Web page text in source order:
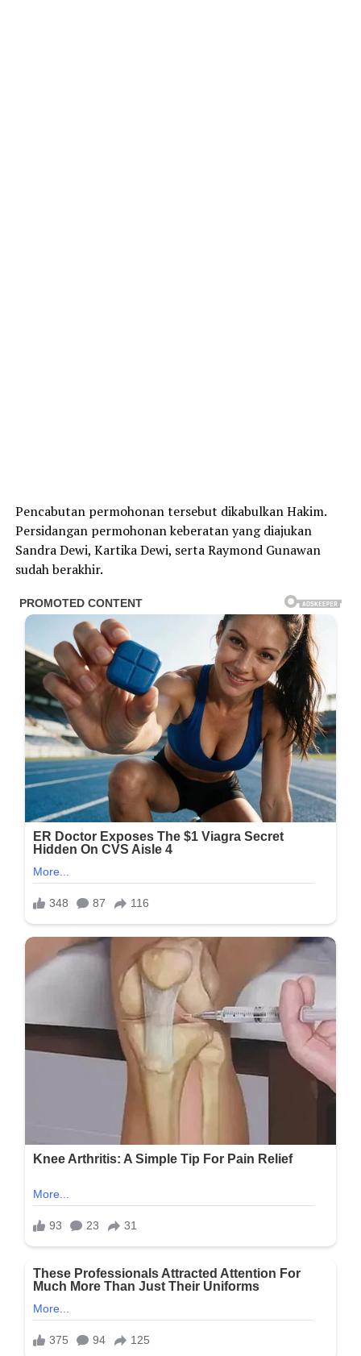
Pencabutan permohonan tersebut dikabulkan Hakim.
Persidangan permohonan keberatan yang diajukan
Sandra Dewi, Kartika Dewi, serta Raymond Gunawan
sudah berakhir.